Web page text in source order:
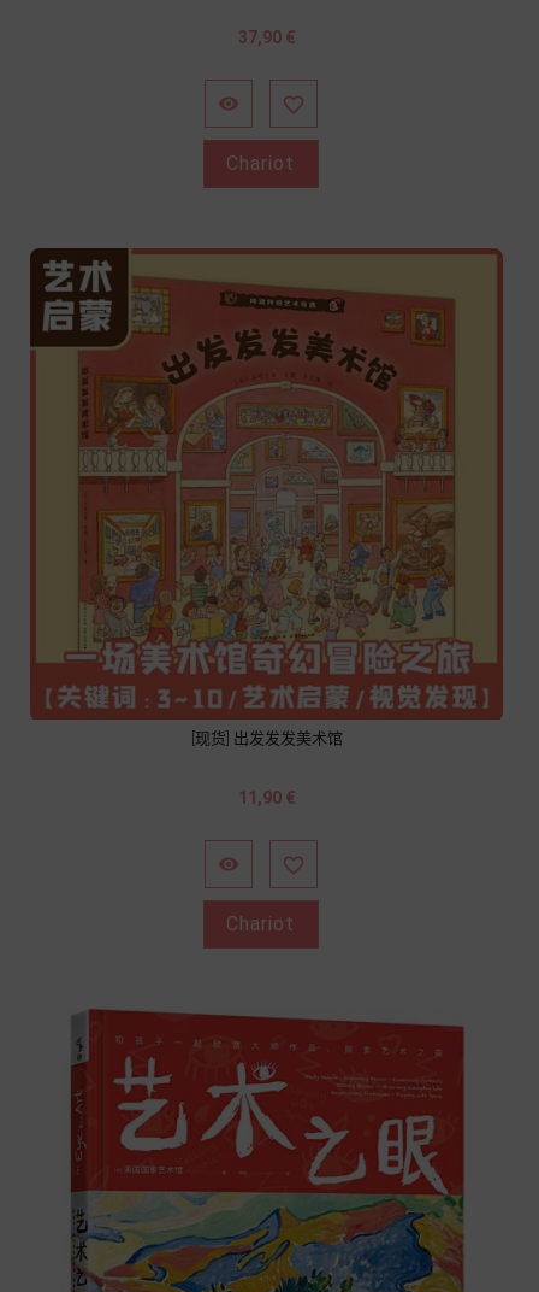
Prix
37,90 €
 
Chariot
[现货] 出发发发美术馆
Prix
11,90 €
 
Chariot